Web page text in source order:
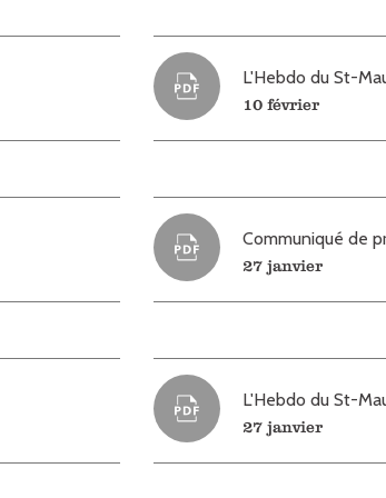
L'Hebdo du St-
10 février
Communiqué de
27 janvier
L'Hebdo du St-
27 janvier